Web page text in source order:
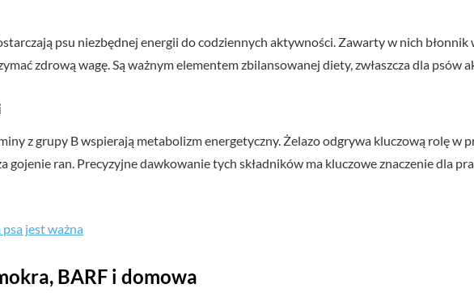
psu niezbędnej energii do codziennych aktywności. Zawarty w nich błonnik
zdrową wagę. Są ważnym elementem zbilansowanej diety, zwłaszcza dla psów
z grupy B wspierają metabolizm energetyczny. Żelazo odgrywa kluczową rolę w
gojenie ran. Precyzyjne dawkowanie tych składników ma kluczowe znaczenie dla
jest ważna
BARF i domowa